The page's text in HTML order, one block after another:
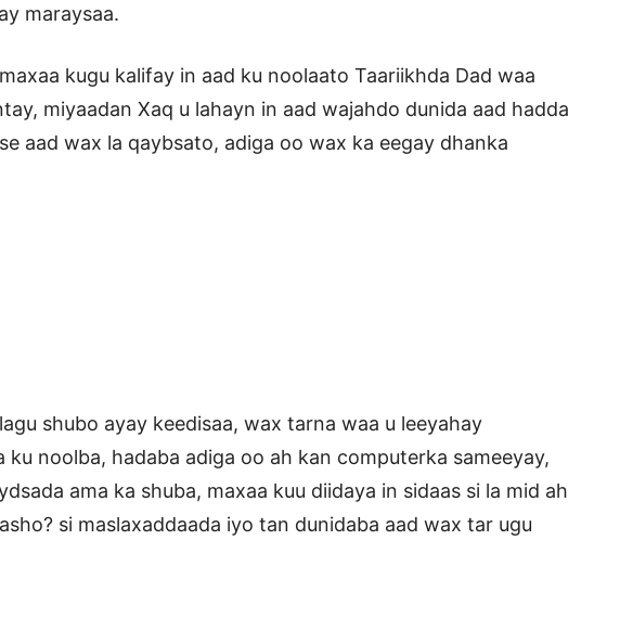
maraysaa.
kugu kalifay in aad ku noolaato Taariikhda Dad waa
miyaadan Xaq u lahayn in aad wajahdo dunida aad hadda
aad wax la qaybsato, adiga oo wax ka eegay dhanka
shubo ayay keedisaa, wax tarna waa u leeyahay
noolba, hadaba adiga oo ah kan computerka sameeyay,
ama ka shuba, maxaa kuu diidaya in sidaas si la mid ah
si maslaxaddaada iyo tan dunidaba aad wax tar ugu